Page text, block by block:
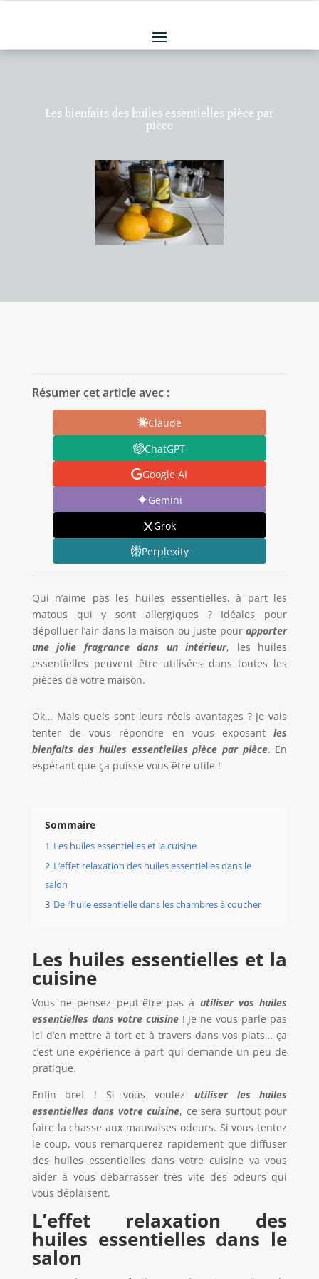
Les bienfaits des huiles essentielles pièce par
pièce
Résumer cet article avec :
Claude
ChatGPT
Google AI
Gemini
Grok
Perplexity
Qui n’aime pas les huiles essentielles, à part les
matous qui y sont allergiques ? Idéales pour
dépolluer l’air dans la maison ou juste pourapporter
une jolie fragrance dans un intérieur, les huiles
essentielles peuvent être utilisées dans toutes les
pièces de votre maison.
Ok… Mais quels sont leurs réels avantages ? Je vais
tenter de vous répondre en vous exposantles
bienfaits des huiles essentielles pièce par pièce. En
espérant que ça puisse vous être utile !
Sommaire
1 Les huiles essentielles et la cuisine
2 L’effet relaxation des huiles essentielles dans le
salon
3 De l’huile essentielle dans les chambres à coucher
Les huiles essentielles et la
cuisine
Vous ne pensez peut-être pas à utiliser vos huiles
essentielles dans votre cuisine! Je ne vous parle pas
ici d’en mettre à tort et à travers dans vos plats… ça
c’est une expérience à part qui demande un peu de
pratique.
Enfin bref ! Si vous voulez utiliser les huiles
essentielles dans votre cuisine, ce sera surtout pour
faire la chasse aux mauvaises odeurs. Si vous tentez
le coup, vous remarquerez rapidement que diffuser
des huiles essentielles dans votre cuisine va vous
aider à vous débarrasser très vite des odeurs qui
vous déplaisent.
L’effet relaxation des
huiles essentielles dans le
salon